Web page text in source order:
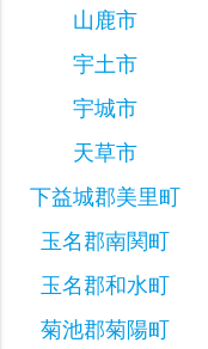
山鹿市
宇土市
宇城市
天草市
下益城郡美里町
玉名郡南関町
玉名郡和水町
菊池郡菊陽町